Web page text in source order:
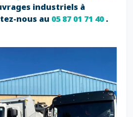
industriels à
nous au 05 87 01 71 40.